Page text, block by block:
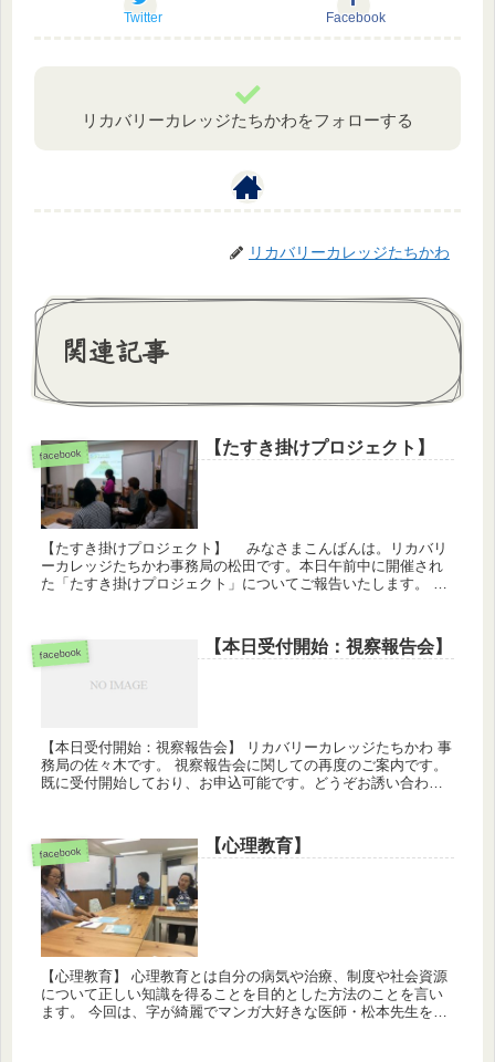
Twitter Facebook
リカバリーカレッジたちかわをフォローする
リカバリーカレッジたちかわ
関連記事
facebook 【たすき掛けプロジェクト】
【たすき掛けプロジェクト】 みなさまこんばんは。リカバリ
ーカレッジたちかわ事務局の松田です。本日午前中に開催され
た「たすき掛けプロジェクト」についてご報告いたします。
facebook 【本日受付開始：視察報告会】
【本日受付開始：視察報告会】 リカバリーカレッジたちかわ 事
務局の佐々木です。 視察報告会に関しての再度のご案内です。
既に受付開始しており、お申込可能です。どうぞお誘い合わせ
facebook 【心理教育】
【心理教育】 心理教育とは自分の病気や治療、制度や社会資源
について正しい知識を得ることを目的とした方法のことを言い
ます。 今回は、字が綺麗でマンガ大好きな医師・松本先生をお